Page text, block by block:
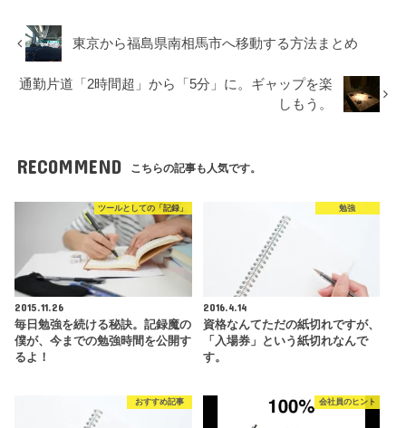
東京から福島県南相馬市へ移動する方法まとめ
通勤片道「2時間超」から「5分」に。ギャップを楽
しもう。
RECOMMEND こちらの記事も人気です。
ツールとしての「記録」
2015.11.26
毎日勉強を続ける秘訣。記録魔の
僕が、今までの勉強時間を公開す
るよ！
勉強
2016.4.14
資格なんてただの紙切れですが、
「入場券」という紙切れなんで
す。
おすすめ記事 会社員のヒント